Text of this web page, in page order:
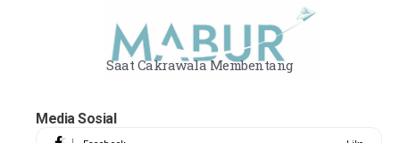
Saat Cakrawala Membentang
Media Sosial